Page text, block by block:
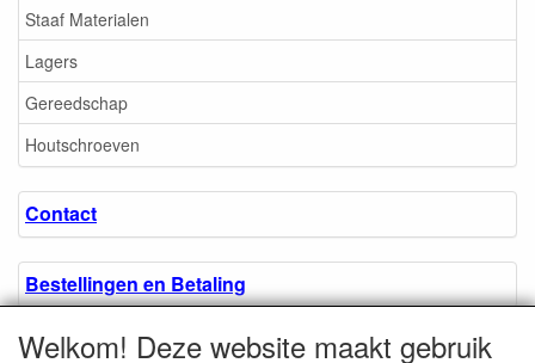
Staaf Materialen
Lagers
Gereedschap
Houtschroeven
Contact
Bestellingen en Betaling
Algemene voorwaarden
Welkom! Deze website maakt gebruik